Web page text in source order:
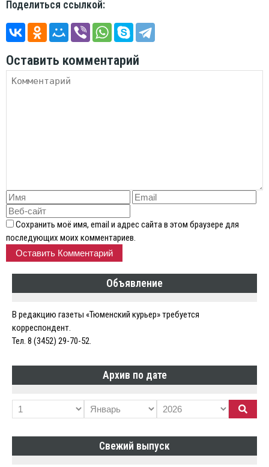
Поделиться ссылкой:
Оставить комментарий
Сохранить моё имя, email и адрес сайта в этом браузере для
последующих моих комментариев.
Объявление
В редакцию газеты «Тюменский курьер» требуется
корреспондент.
Тел. 8 (3452) 29-70-52.
Архив по дате
Свежий выпуск